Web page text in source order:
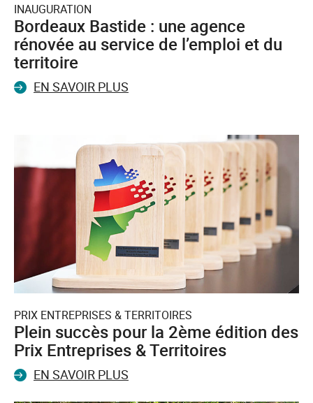
INAUGURATION
Bordeaux Bastide : une agence
rénovée au service de l’emploi et du
territoire
EN SAVOIR PLUS
PRIX ENTREPRISES & TERRITOIRES
Plein succès pour la 2ème édition des
Prix Entreprises & Territoires
EN SAVOIR PLUS